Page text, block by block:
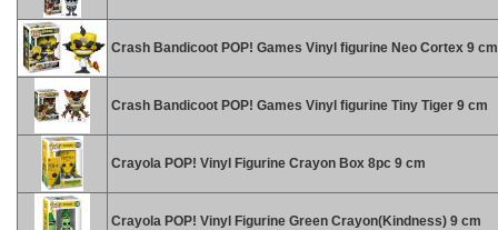
Crash Bandicoot POP! Games Vinyl figurine Neo Cortex 9 cm
Crash Bandicoot POP! Games Vinyl figurine Tiny Tiger 9 cm
Crayola POP! Vinyl Figurine Crayon Box 8pc 9 cm
Crayola POP! Vinyl Figurine Green Crayon(Kindness) 9 cm